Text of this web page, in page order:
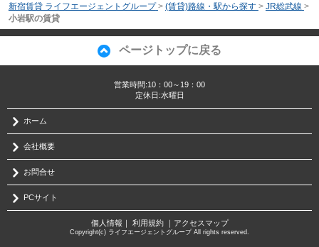
新宿賃貸 ライフエージェントグループ > (賃貸)路線・駅から探す > JR総武線 >
小岩駅の賃貸
ページトップに戻る
営業時間:10：00～19：00
定休日:水曜日
ホーム
会社概要
お問合せ
PCサイト
個人情報 ｜ 利用規約｜ アクセスマップ
Copyright(c) ライフエージェントグループ All rights reserved.